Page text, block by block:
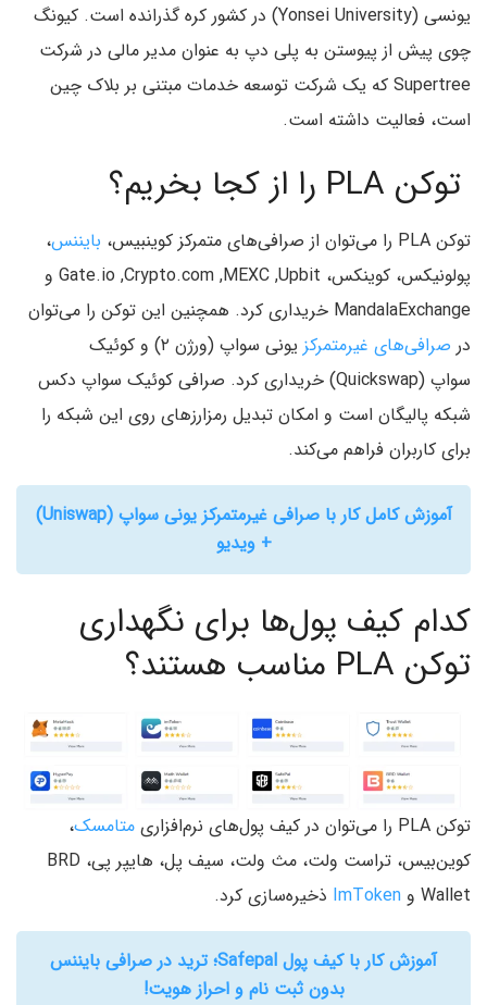
یونسی (Yonsei University) در کشور کره گذرانده است. کیونگ
چوی پیش از پیوستن به پلی دپ به عنوان مدیر مالی در شرکت
Supertree که یک شرکت توسعه خدمات مبتنی بر بلاک چین
است، فعالیت داشته است.
توکن PLA را از کجا بخریم؟
توکن PLA را می‌توان از صرافی‌های متمرکز کوینبیس، بایننس،
پولونیکس، کوینکس، Gate.io ,Crypto.com ,MEXC ,Upbit و
MandalaExchange خریداری کرد. همچنین این توکن را می‌توان
در صرافی‌های غیر‌متمرکز
یونی سواپ (ورژن ۲) و کوئیک‌
سواپ (Quickswap) خریداری کرد. صرافی کوئیک سواپ دکس
شبکه پالیگان است و امکان تبدیل رمز‌ارزهای روی این شبکه را
برای کاربران فراهم می‌کند.
آموزش کامل کار با صرافی غیرمتمرکز یونی سواپ (Uniswap)
+ ویدیو
کدام کیف پول‌ها برای نگهداری
توکن PLA مناسب هستند؟
توکن PLA را می‌توان در کیف پول‌های نرم‌افزاری متامسک،
کوین‌بیس، تراست ولت، مث ولت، سیف پل، هایپر پی، BRD
Wallet و
ImToken ذخیره‌سازی کرد.
آموزش کار با کیف پول Safepal؛ ترید در صرافی بایننس
بدون ثبت نام و احراز هویت!